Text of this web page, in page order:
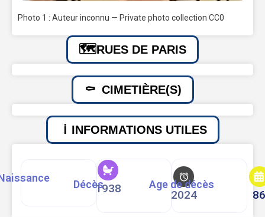
Photo 1 : Auteur inconnu — Private photo collection CC0
RUES DE PARIS
CIMETIÈRE(S)
INFORMATIONS UTILES
1938
Décès
2024
Age de décès